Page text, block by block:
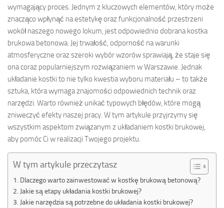
wymagający proces. Jednym z kluczowych elementów, który może
znacząco wpłynąć na estetykę oraz funkcjonalność przestrzeni
wokół naszego nowego lokum, jest odpowiednio dobrana kostka
brukowa betonowa. Jej trwałość, odporność na warunki
atmosferyczne oraz szeroki wybór wzorów sprawiają, że staje się
ona coraz popularniejszym rozwiązaniem w Warszawie. Jednak
układanie kostki to nie tylko kwestia wyboru materiału – to także
sztuka, która wymaga znajomości odpowiednich technik oraz
narzędzi. Warto również unikać typowych błędów, które mogą
zniweczyć efekty naszej pracy. W tym artykule przyjrzymy się
wszystkim aspektom związanym z układaniem kostki brukowej,
aby pomóc Ci w realizacji Twojego projektu.
W tym artykule przeczytasz
Dlaczego warto zainwestować w kostkę brukową betonową?
Jakie są etapy układania kostki brukowej?
Jakie narzędzia są potrzebne do układania kostki brukowej?